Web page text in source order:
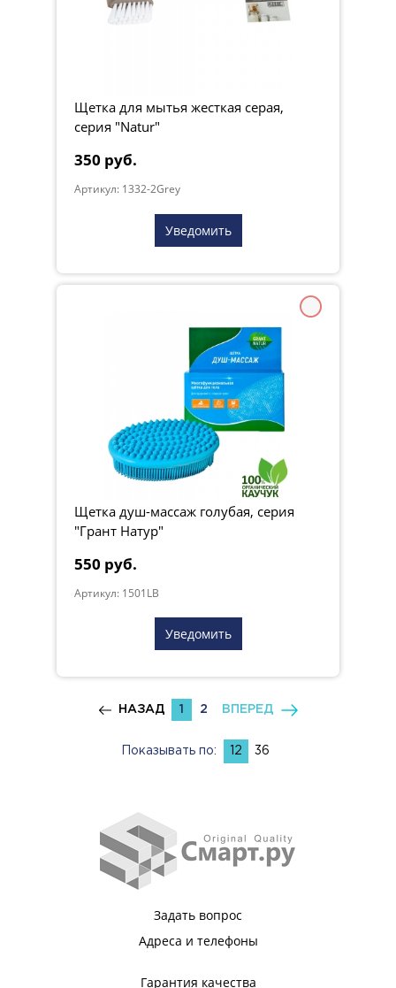
Щетка для мытья жесткая серая,
серия "Natur"
350 руб.
Артикул: 1332-2Grey
Уведомить
Щетка душ-массаж голубая, серия
"Грант Натур"
550 руб.
Артикул: 1501LB
Уведомить
НАЗАД 2 ВПЕРЕД
Показывать по: 12 36
Задать вопрос
Адреса и телефоны
Гарантия качества